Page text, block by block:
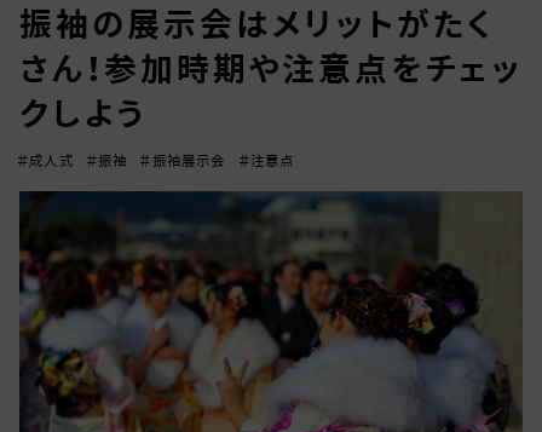
振袖の展示会はメリットがたく
さん！参加時期や注意点をチェッ
クしよう
＃成人式 ＃振袖 ＃振袖展示会 ＃注意点